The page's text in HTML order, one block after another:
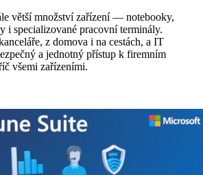
větší množství zařízení — notebooky,
i specializované pracovní terminály.
z domova i na cestách, a IT
a jednotný přístup k firemním
všemi zařízeními.